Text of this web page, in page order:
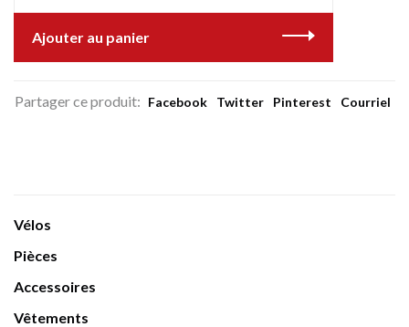
Ajouter au panier
Partager ce produit: Facebook Twitter Pinterest Courriel
Vélos
Pièces
Accessoires
Vêtements